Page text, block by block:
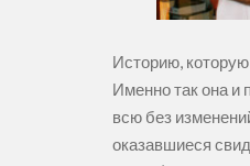
Историю,
Именно так она и
всю без
оказавшиеся